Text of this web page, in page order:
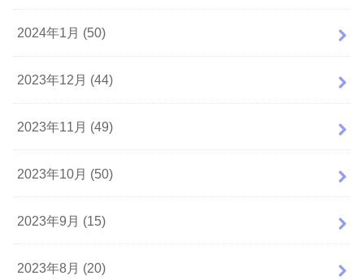
2024年1月 (50)
2023年12月 (44)
2023年11月 (49)
2023年10月 (50)
2023年9月 (15)
2023年8月 (20)